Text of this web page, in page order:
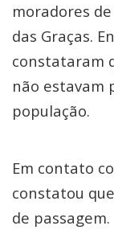
moradores
das Graças.
constataram
não estavam
população.
Em contato
constatou
de